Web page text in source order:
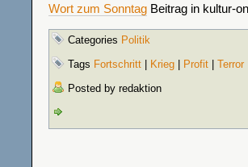
Wort zum Sonntag Beitrag in kultur-
Categories Politik
Tags Fortschritt Krieg Profit
Terror
Posted by redaktion